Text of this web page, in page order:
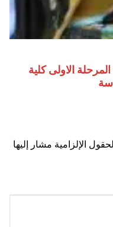
الكليات 2026 في المرحلة الاولى كلية
الإلزامية مشار إليها